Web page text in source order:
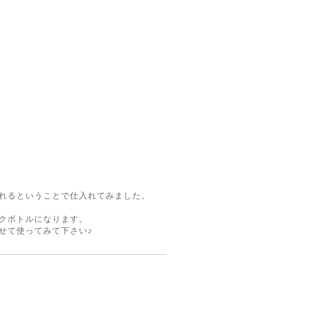
ということで仕入れてみました。
ボトルになります。
て使ってみて下さい♪